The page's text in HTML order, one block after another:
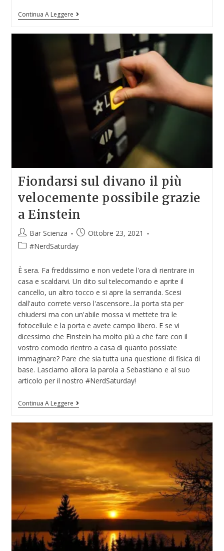
Continua A Leggere
Fiondarsi sul divano il più
velocemente possibile grazie
a Einstein
Bar Scienza
Ottobre 23, 2021
#NerdSaturday
È sera. Fa freddissimo e non vedete l'ora di rientrare in
casa e scaldarvi. Un dito sul telecomando e aprite il
cancello, un altro tocco e si apre la serranda. Scesi
dall'auto correte verso l'ascensore...la porta sta per
chiudersi ma con un'abile mossa vi mettete tra le
fotocellule e la porta e avete campo libero. E se vi
dicessimo che Einstein ha molto più a che fare con il
vostro comodo rientro a casa di quanto possiate
immaginare? Pare che sia tutta una questione di fisica di
base. Lasciamo allora la parola a Sebastiano e al suo
articolo per il nostro #NerdSaturday!
Continua A Leggere